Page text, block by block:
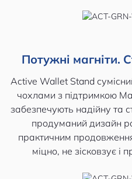
Потужні магніти.
Active Wallet Stand
чохлами з підтримкою
забезпечують надійну та
продуманий дизайн
практичним
міцно, не зісковзує і